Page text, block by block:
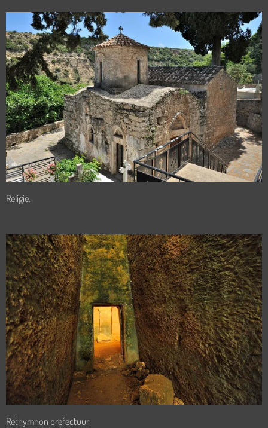
Religie.
Rethymnon prefectuur